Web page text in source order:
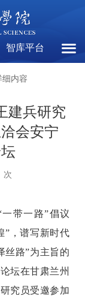
智库平台
部门
细内容
建兵研究
会安宁
次
带一路”倡议
”，谱写新时代
丝路”为主旨的
坛在甘肃兰州
究员受邀参加